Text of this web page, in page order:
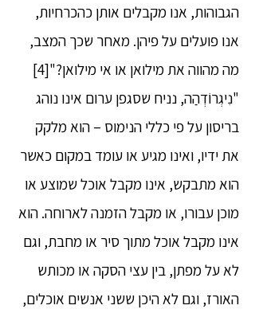
הגבוהות, אנו מקבלים אותן כהכרחיות,
אנו פועלים על פיהן. מאחר שכך המצב,
מה מהווה את מילואן או אי מילואן?"[4]
"נִיגְרוֹדְהַה, נניח שסגפן ערום אינו נוהג
בריסון על פי כללי הנימוס – הוא מלקק
את ידיו, ואינו מגיע או עומד במקום כאשר
הוא מתבקש, אינו מקבל אוכל שמוצע או
מוכן עבורו, או מקבל הזמנה לארוחה. הוא
אינו מקבל אוכל מתוך סיר או מחבת, וגם
לא על מפתן, בין עצי הסקה או מכותש
האורז, וגם לא היכן ששני אנשים אוכלים,